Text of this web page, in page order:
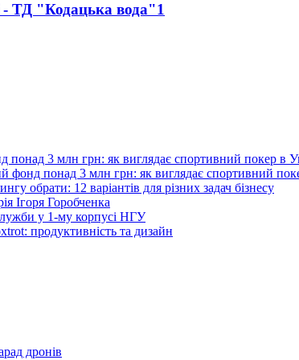
- ТД "Кодацька вода"1
фонд понад 3 млн грн: як виглядає спортивний
обрати: 12 варіантів для різних задач бізнесу
Ігоря Горобченка
у 1-му корпусі НГУ
продуктивність та дизайн